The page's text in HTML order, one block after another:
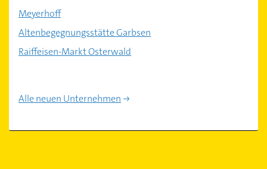
Meyerhoff
Altenbegegnungsstätte Garbsen
Raiffeisen-Markt Osterwald
Alle neuen Unternehmen